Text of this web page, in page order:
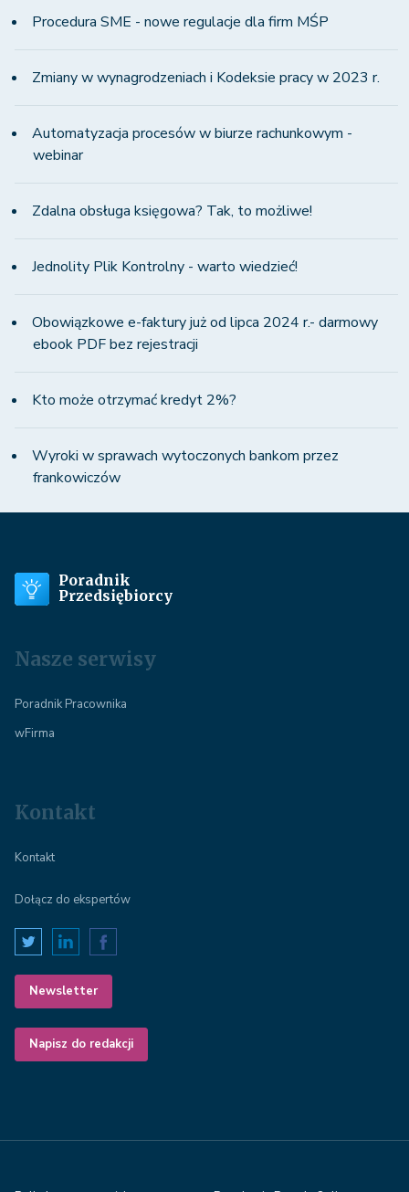
Procedura SME - nowe regulacje dla firm MŚP
Zmiany w wynagrodzeniach i Kodeksie pracy w 2023 r.
Automatyzacja procesów w biurze rachunkowym -
webinar
Zdalna obsługa księgowa? Tak, to możliwe!
Jednolity Plik Kontrolny - warto wiedzieć!
Obowiązkowe e-faktury już od lipca 2024 r.- darmowy
ebook PDF bez rejestracji
Kto może otrzymać kredyt 2%?
Wyroki w sprawach wytoczonych bankom przez
frankowiczów
Poradnik
Przedsiębiorcy
Nasze serwisy
Poradnik Pracownika
wFirma
Kontakt
Kontakt
Dołącz do ekspertów
Newsletter
Napisz do redakcji